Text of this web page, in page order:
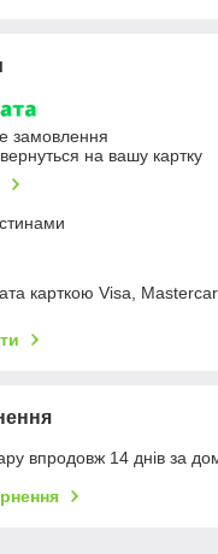
замовлення
на вашу картку
карткою Visa,
впродовж 14 днів за